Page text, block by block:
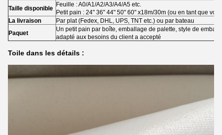
Taille disponible
Feuille : A0/A1/A2/A3/A4/A5 etc.
Petit pain : 24" 36" 44" 50" 60" x18m/30m (ou en tant que
La livraison
Par plat (Fedex, DHL, UPS, TNT etc.) ou par bateau
Paquet
Un petit pain par boîte, emballage de palette, style de
adapté aux besoins du client a accepté
Toile dans les détails :